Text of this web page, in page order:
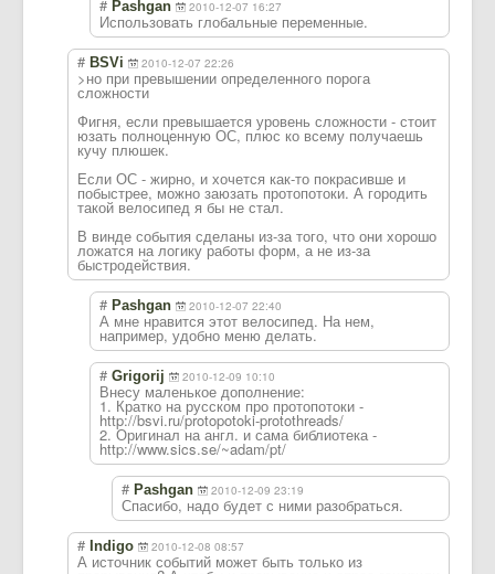
# Pashgan 2010-12-07 16:27
Использовать глобальные переменные.
# BSVi 2010-12-07 22:26
>но при превышении определенного порога
сложности
Фигня, если превышается уровень сложности - стоит
юзать полноценную ОС, плюс ко всему получаешь
кучу плюшек.
Если ОС - жирно, и хочется как-то покрасивше и
побыстрее, можно заюзать протопотоки. А городить
такой велосипед я бы не стал.
В винде события сделаны из-за того, что они хорошо
ложатся на логику работы форм, а не из-за
быстродействия.
# Pashgan 2010-12-07 22:40
А мне нравится этот велосипед. На нем,
например, удобно меню делать.
# Grigorij 2010-12-09 10:10
Внесу маленькое дополнение:
1. Кратко на русском про протопотоки -
http://bsvi.ru/protopotoki-protothreads/
2. Оригинал на англ. и сама библиотека -
http://www.sics.se/~adam/pt/
# Pashgan 2010-12-09 23:19
Спасибо, надо будет с ними разобраться.
# Indigo 2010-12-08 08:57
А источник событий может быть только из